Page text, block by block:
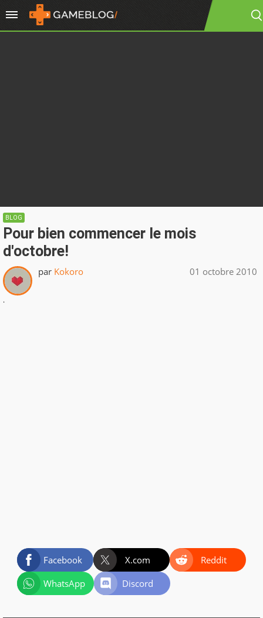
BLOG
Pour bien commencer le mois
d'octobre!
par Kokoro 01 octobre 2010
.
Facebook X.com
Reddit
WhatsApp
Discord